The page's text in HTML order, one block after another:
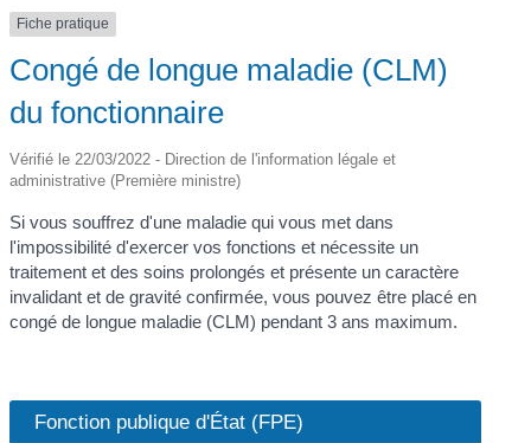
Fiche pratique
Congé de longue maladie (CLM)
du fonctionnaire
Vérifié le 22/03/2022 - Direction de l'information légale et
administrative (Première ministre)
Si vous souffrez d'une maladie qui vous met dans
l'impossibilité d'exercer vos fonctions et nécessite un
traitement et des soins prolongés et présente un caractère
invalidant et de gravité confirmée, vous pouvez être placé en
congé de longue maladie (CLM) pendant 3 ans maximum.
Fonction publique d'État (FPE)